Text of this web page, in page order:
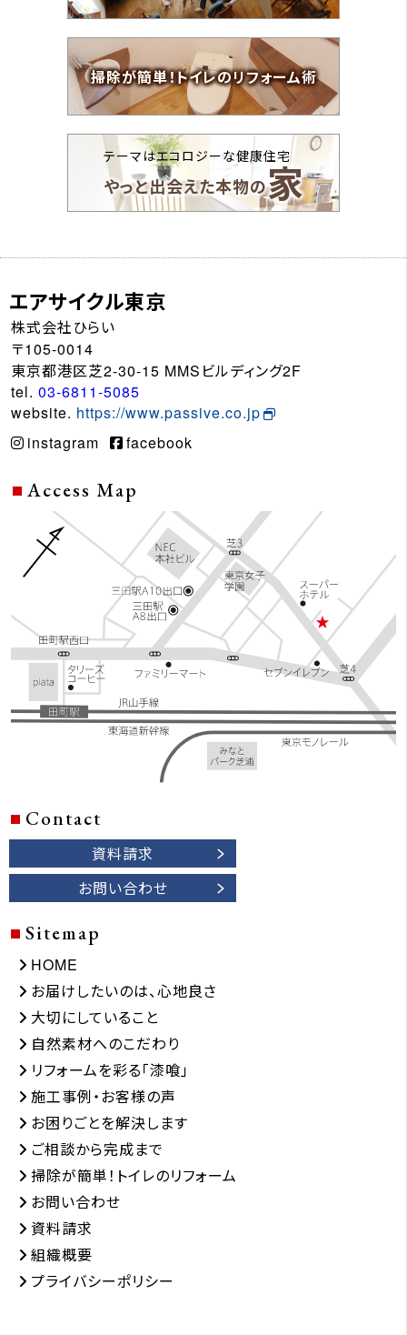
掃除が簡単！トイレのリフォーム術
テーマはエコロジーな健康住宅
やっと出会えた本物の家
エアサイクル東京
株式会社ひらい
〒105-0014
東京都港区芝2-30-15 MMSビルディング2F
tel. 03-6811-5085
website. https://www.passive.co.jp
instagram
facebook
Access Map
Contact
資料請求
お問い合わせ
Sitemap
HOME
お届けしたいのは、心地良さ
大切にしていること
自然素材へのこだわり
リフォームを彩る「漆喰」
施工事例・お客様の声
お困りごとを解決します
ご相談から完成まで
掃除が簡単！トイレのリフォーム
お問い合わせ
資料請求
組織概要
プライバシーポリシー